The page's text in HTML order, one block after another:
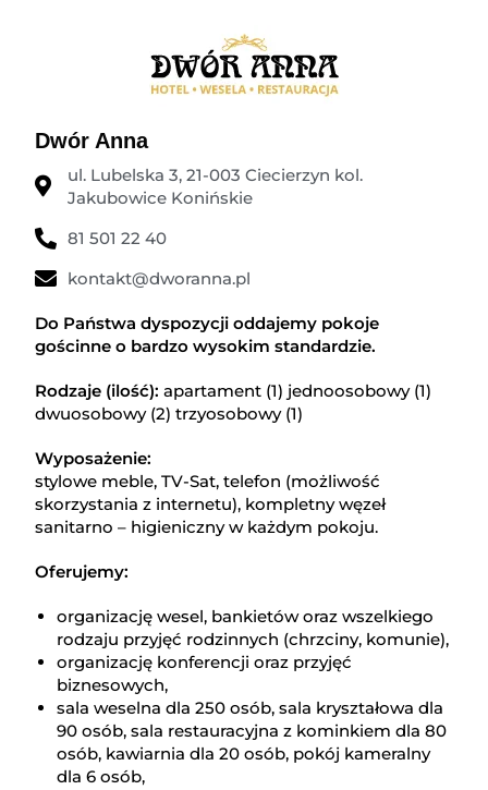
Dwór Anna
ul. Lubelska 3, 21-003 Ciecierzyn kol.
Jakubowice Konińskie
81 501 22 40
kontakt@dworanna.pl
Do Państwa dyspozycji oddajemy pokoje
gościnne o bardzo wysokim standardzie.
Rodzaje (ilość):apartament (1) jednoosobowy (1)
dwuosobowy (2) trzyosobowy (1)
Wyposażenie:
stylowe meble, TV-Sat, telefon (możliwość
skorzystania z internetu), kompletny węzeł
sanitarno – higieniczny w każdym pokoju.
Oferujemy:
organizację wesel, bankietów oraz wszelkiego
rodzaju przyjęć rodzinnych (chrzciny, komunie),
organizację konferencji oraz przyjęć
biznesowych,
sala weselna dla 250 osób, sala kryształowa dla
90 osób, sala restauracyjna z kominkiem dla 80
osób, kawiarnia dla 20 osób, pokój kameralny
dla 6 osób,